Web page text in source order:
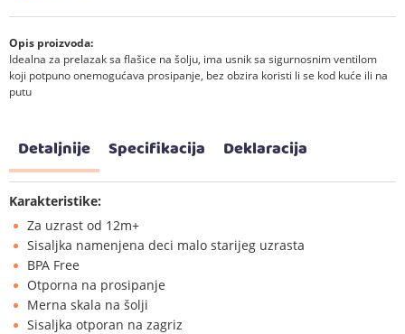
Opis proizvoda:
Idealna za prelazak sa flašice na šolju, ima usnik sa sigurnosnim ventilom
koji potpuno onemogućava prosipanje, bez obzira koristi li se kod kuće ili na
putu
Detaljnije Specifikacija Deklaracija
Karakteristike:
Za uzrast od 12m+
Sisaljka namenjena deci malo starijeg uzrasta
BPA Free
Otporna na prosipanje
Merna skala na šolji
Sisaljka otporan na zagriz